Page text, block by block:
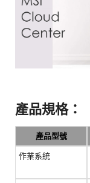
產品規格：
產品型號
作業系統